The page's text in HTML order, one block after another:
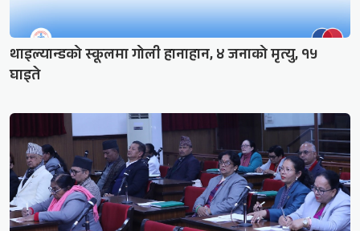
थाइल्यान्डको स्कूलमा गोली हानाहान, ४ जनाको मृत्यु, १५
घाइते